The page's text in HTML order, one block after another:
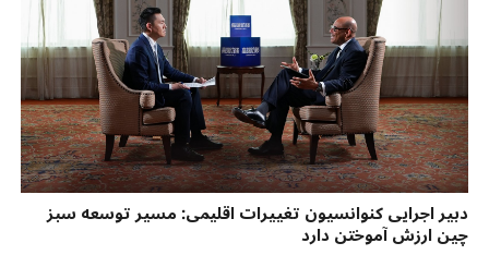
دبیر اجرایی کنوانسیون تغییرات اقلیمی: مسیر توسعه سبز
چین ارزش آموختن دارد